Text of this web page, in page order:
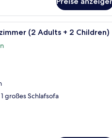
Ein Hotelzimmer mit einem
(2 Adults + 2 Children)
großes Schlafsofa